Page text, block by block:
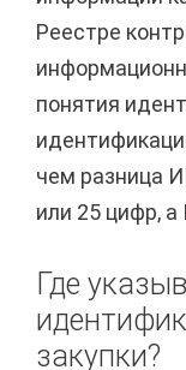
Реестре
понятия
чем разница
или 25 цифр,
Где
закупки?